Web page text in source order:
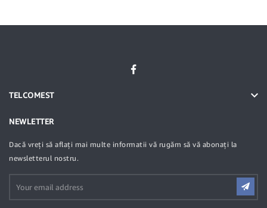
TELCOMEST 
NEWLETTER
Dacă vreți să aflați mai multe informatii vă rugăm să vă abonați la
newsletterul nostru.